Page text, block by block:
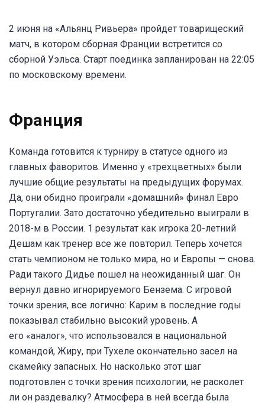
2 июня на «Альянц Ривьера» пройдет товарищеский
матч, в котором сборная Франции встретится со
сборной Уэльса. Старт поединка запланирован на 22:05
по московскому времени.
Франция
Команда готовится к турниру в статусе одного из
главных фаворитов. Именно у «трехцветных» были
лучшие общие результаты на предыдущих форумах.
Да, они обидно проиграли «домашний» финал Евро
Португалии. Зато достаточно убедительно выиграли в
2018-м в России. 1 результат как игрока 20-летний
Дешам как тренер все же повторил. Теперь хочется
стать чемпионом не только мира, но и Европы — снова.
Ради такого Дидье пошел на неожиданный шаг. Он
вернул давно игнорируемого Бензема. С игровой
точки зрения, все логично: Карим в последние годы
показывал стабильно высокий уровень. А
его «аналог», что использовался в национальной
командой, Жиру, при Тухеле окончательно засел на
скамейку запасных. Но насколько этот шаг
подготовлен с точки зрения психологии, не расколет
ли он раздевалку? Атмосфера в ней всегда была